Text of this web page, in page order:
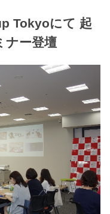
Tokyoにて 起
ナー登壇